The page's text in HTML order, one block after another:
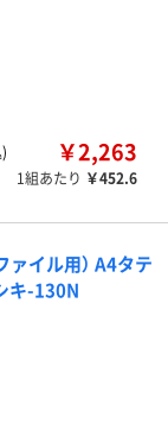
￥2,263
1組あたり ￥452.6
ァイル用） A4タテ
キ-130N